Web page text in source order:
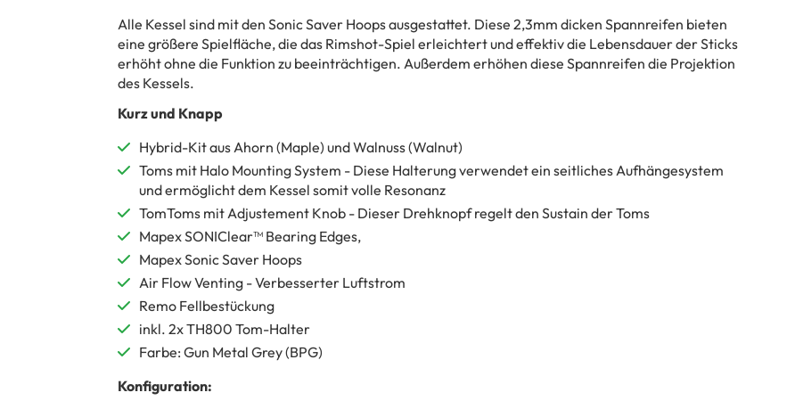
Alle Kessel sind mit den Sonic Saver Hoops ausgestattet. Diese 2,3mm dicken Spannreifen bieten
eine größere Spielfläche, die das Rimshot-Spiel erleichtert und effektiv die Lebensdauer der Sticks
erhöht ohne die Funktion zu beeinträchtigen. Außerdem erhöhen diese Spannreifen die Projektion
des Kessels.
Kurz und Knapp
Hybrid-Kit aus Ahorn (Maple) und Walnuss (Walnut)
Toms mit Halo Mounting System - Diese Halterung verwendet ein seitliches Aufhängesystem
und ermöglicht dem Kessel somit volle Resonanz
TomToms mit Adjustement Knob - Dieser Drehknopf regelt den Sustain der Toms
Mapex SONIClear™ Bearing Edges,
Mapex Sonic Saver Hoops
Air Flow Venting - Verbesserter Luftstrom
Remo Fellbestückung
inkl. 2x TH800 Tom-Halter
Farbe: Gun Metal Grey (BPG)
Konfiguration: